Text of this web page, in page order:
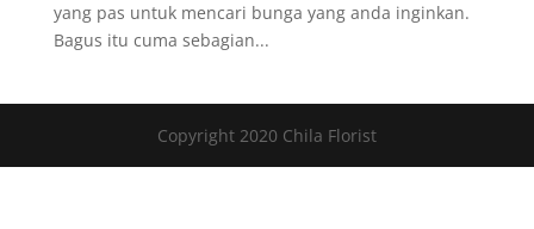
yang pas untuk mencari bunga yang anda inginkan.
Bagus itu cuma sebagian...
Copyright 2020 Chila Florist